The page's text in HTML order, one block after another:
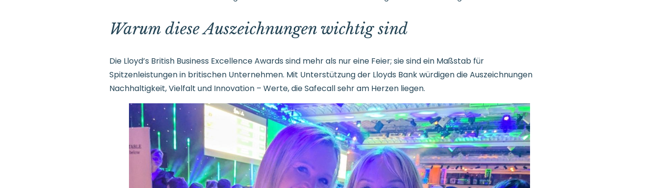
Warum diese Auszeichnungen wichtig sind
Die Lloyd’s British Business Excellence Awards sind mehr als nur eine Feier; sie sind ein Maßstab für
Spitzenleistungen in britischen Unternehmen. Mit Unterstützung der Lloyds Bank würdigen die Auszeichnungen
Nachhaltigkeit, Vielfalt und Innovation – Werte, die Safecall sehr am Herzen liegen.